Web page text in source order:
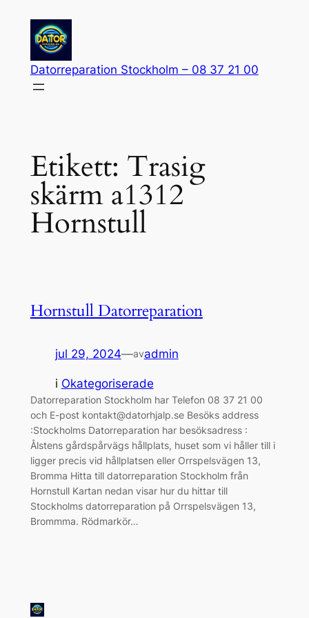
innehåll
Datorreparation Stockholm – 08 37 21 00
Etikett: Trasig
skärm a1312
Hornstull
Hornstull Datorreparation
jul 29, 2024—avadmin
i Okategoriserade
Datorreparation Stockholm har Telefon 08 37 21 00
och E-post kontakt@datorhjalp.se Besöks address
:Stockholms Datorreparation har besöksadress :
Ålstens gårdspårvägs hållplats, huset som vi håller till i
ligger precis vid hållplatsen eller Orrspelsvägen 13,
Bromma Hitta till datorreparation Stockholm från
Hornstull Kartan nedan visar hur du hittar till
Stockholms datorreparation på Orrspelsvägen 13,
Brommma. Rödmarkör…